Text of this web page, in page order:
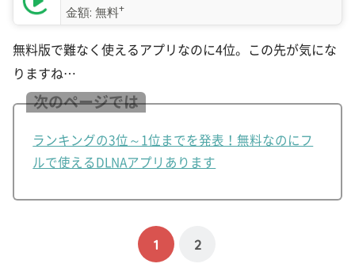
金額: 無料+
無料版で難なく使えるアプリなのに4位。この先が気にな
りますね…
次のページでは
ランキングの3位～1位までを発表！無料なのにフ
ルで使えるDLNAアプリあります
1 2